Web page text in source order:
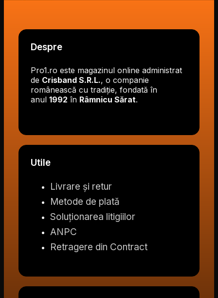
Despre
Pro1.ro este magazinul online administrat
de Crisband S.R.L., o companie
românească cu tradiție, fondată în
anul 1992 în Râmnicu Sărat.
Utile
Livrare și retur
Metode de plată
Soluționarea litigiilor
ANPC
Retragere din Contract